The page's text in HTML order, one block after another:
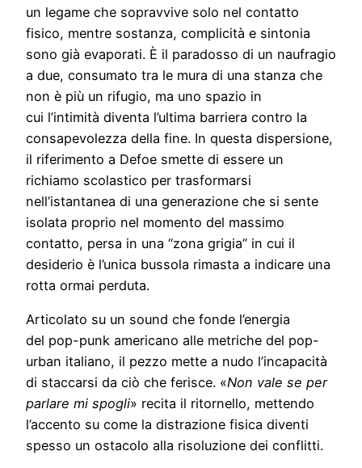
un legame che sopravvive solo nel contatto
fisico, mentre sostanza, complicità e sintonia
sono già evaporati. È il paradosso di un naufragio
a due, consumato tra le mura di una stanza che
non è più un rifugio, ma uno spazio in
cui l’intimità diventa l’ultima barriera contro la
consapevolezza della fine. In questa dispersione,
il riferimento a Defoe smette di essere un
richiamo scolastico per trasformarsi
nell’istantanea di una generazione che si sente
isolata proprio nel momento del massimo
contatto, persa in una “zona grigia” in cui il
desiderio è l’unica bussola rimasta a indicare una
rotta ormai perduta.
Articolato su un sound che fonde l’energia
del pop-punk americano alle metriche del pop-
urban italiano, il pezzo mette a nudo l’incapacità
di staccarsi da ciò che ferisce. «Non vale se per
parlare mi spogli» recita il ritornello, mettendo
l’accento su come la distrazione fisica diventi
spesso un ostacolo alla risoluzione dei conflitti.